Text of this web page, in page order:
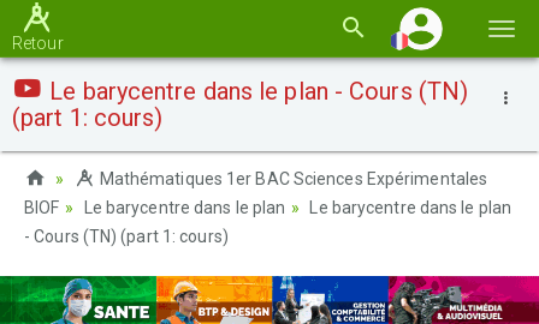
la
Retour
Le barycentre dans le plan - Cours (TN)
(part 1: cours)
Mathématiques 1er BAC Sciences Expérimentales
BIOF
Le barycentre dans le plan
Le barycentre dans le plan
- Cours (TN) (part 1: cours)